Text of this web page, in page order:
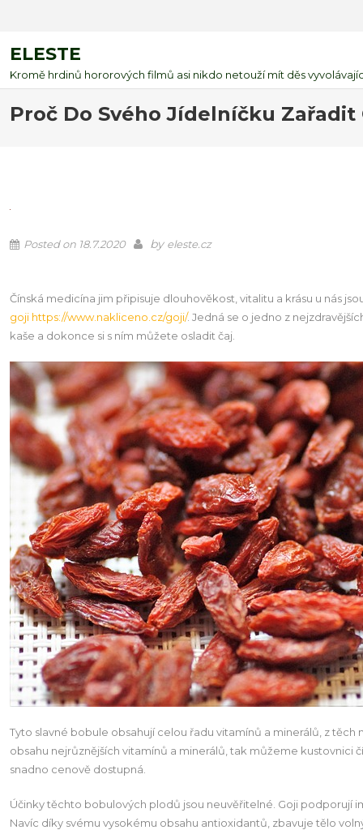
ELESTE
Kromě hrdinů hororových filmů asi nikdo netouží mít děs
Proč Do Svého Jídelníčku Zařadit
Posted on 18.7.2020 by eleste.cz
Čínská medicína jim připisuje dlouhověkost, vitalitu a krásu u nás
goji https://www.nakliceno.cz/goji/. Jedná se o jedno z
kaše a dokonce si s ním můžete osladit čaj.
Tyto slavné bobule obsahují celou řadu vitamínů a minerálů, z
obsahu nejrůznějších vitamínů a minerálů, tak můžeme kustovnici
snadno cenově dostupná.
Účinky těchto bobulových plodů jsou neuvěřitelné. Goji podporují
Navíc díky svému vysokému obsahu antioxidantů, zbavuje tělo